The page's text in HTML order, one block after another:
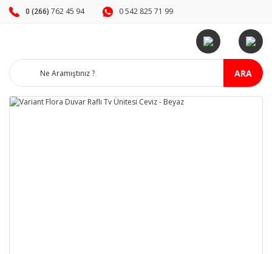
0 (266) 762 45 94 0 542 825 71 99
ARA